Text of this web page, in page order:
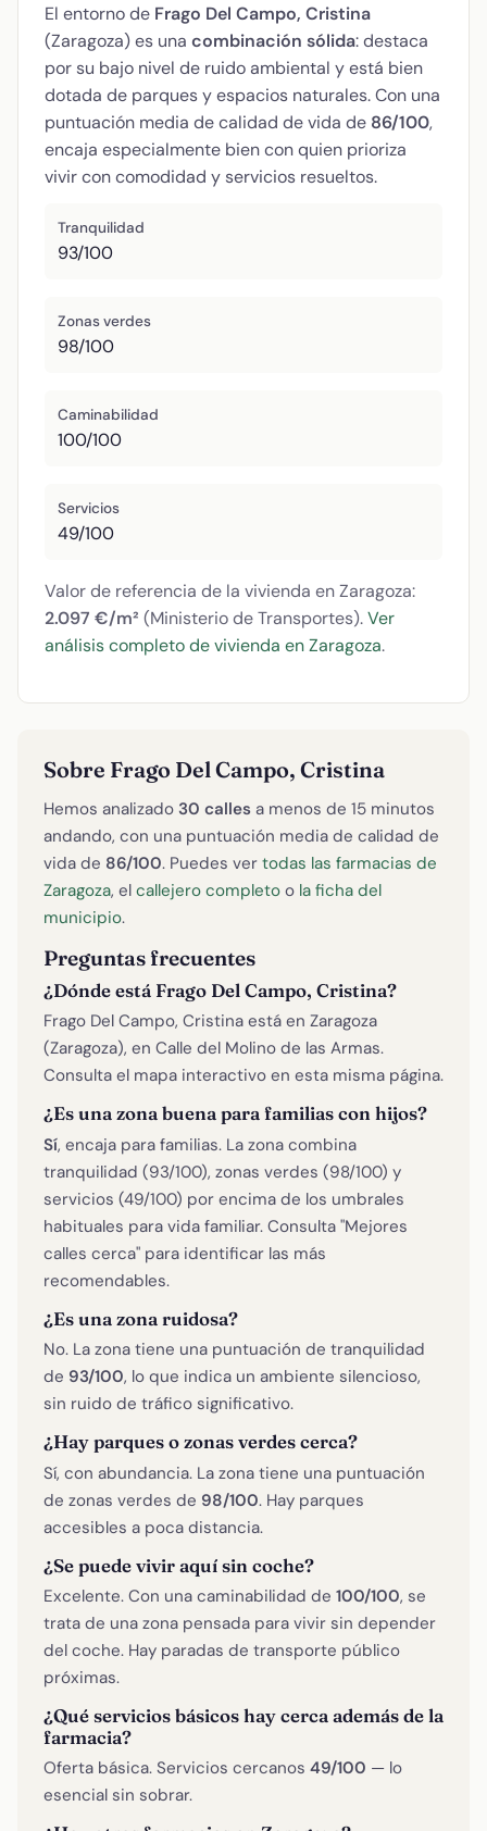
El entorno de Frago Del Campo, Cristina
(Zaragoza) es una combinación sólida: destaca
por su bajo nivel de ruido ambiental y está bien
dotada de parques y espacios naturales. Con una
puntuación media de calidad de vida de 86/100,
encaja especialmente bien con quien prioriza
vivir con comodidad y servicios resueltos.
Tranquilidad
93/100
Zonas verdes
98/100
Caminabilidad
100/100
Servicios
49/100
Valor de referencia de la vivienda en Zaragoza:
2.097 €/m² (Ministerio de Transportes).Ver
análisis completo de vivienda en Zaragoza.
Sobre Frago Del Campo, Cristina
Hemos analizado 30 calles a menos de 15 minutos
andando, con una puntuación media de calidad de
vida de 86/100. Puedes ver todas las farmacias de
Zaragoza, el callejero completo o la ficha del
municipio.
Preguntas frecuentes
¿Dónde está Frago Del Campo, Cristina?
Frago Del Campo, Cristina está en Zaragoza
(Zaragoza), en Calle del Molino de las Armas.
Consulta el mapa interactivo en esta misma página.
¿Es una zona buena para familias con hijos?
Sí, encaja para familias. La zona combina
tranquilidad (93/100), zonas verdes (98/100) y
servicios (49/100) por encima de los umbrales
habituales para vida familiar. Consulta "Mejores
calles cerca" para identificar las más
recomendables.
¿Es una zona ruidosa?
No. La zona tiene una puntuación de tranquilidad
de 93/100, lo que indica un ambiente silencioso,
sin ruido de tráfico significativo.
¿Hay parques o zonas verdes cerca?
Sí, con abundancia. La zona tiene una puntuación
de zonas verdes de 98/100. Hay parques
accesibles a poca distancia.
¿Se puede vivir aquí sin coche?
Excelente. Con una caminabilidad de 100/100, se
trata de una zona pensada para vivir sin depender
del coche. Hay paradas de transporte público
próximas.
¿Qué servicios básicos hay cerca además de la
farmacia?
Oferta básica. Servicios cercanos 49/100 — lo
esencial sin sobrar.